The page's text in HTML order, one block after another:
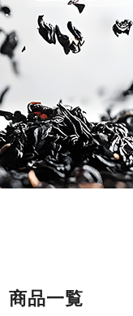
商品一覧